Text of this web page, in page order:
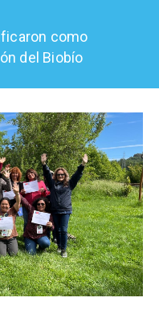
como
del Biobío